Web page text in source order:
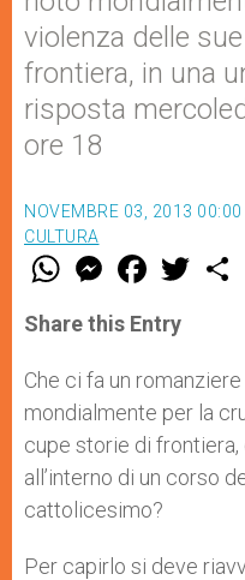
violenza delle
frontiera, in una
risposta
ore 18
NOVEMBRE 03, 2013 00:00
CULTURA
W
t
s
p
p
M
e
s
e
g
e
r
F
a
e
b
o
k
w
r
Share this Entry
Che ci fa un
mondialmente per la
cupe storie di
all’interno di un corso
cattolicesimo?
Per capirlo si deve